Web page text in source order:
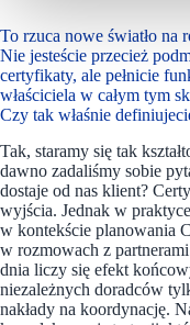
To rzuca nowe światło na
Nie jesteście przecież
certyfikaty, ale pełnicie
właściciela w całym tym
Czy tak właśnie
Tak, staramy się tak
dawno zadaliśmy sobie
dostaje od nas klient?
wyjścia. Jednak w
w kontekście planowania
w rozmowach z
dnia liczy się efekt
niezależnych doradców
nakłady na koordynację.